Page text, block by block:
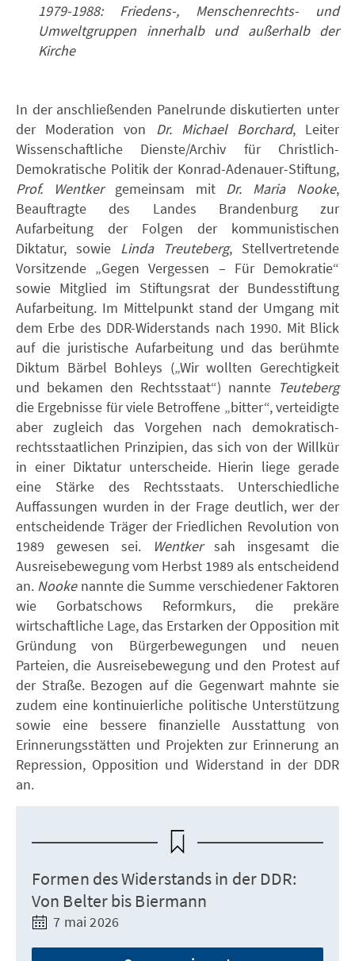
1979-1988: Friedens-, Menschenrechts- und
Umweltgruppen innerhalb und außerhalb der
Kirche
In der anschließenden Panelrunde diskutierten unter
der Moderation von Dr. Michael Borchard, Leiter
Wissenschaftliche Dienste/Archiv für Christlich-
Demokratische Politik der Konrad-Adenauer-Stiftung,
Prof. Wentkergemeinsam mit Dr. Maria Nooke,
Beauftragte des Landes Brandenburg zur
Aufarbeitung der Folgen der kommunistischen
Diktatur, sowie Linda Treuteberg, Stellvertretende
Vorsitzende „Gegen Vergessen – Für Demokratie“
sowie Mitglied im Stiftungsrat der Bundesstiftung
Aufarbeitung. Im Mittelpunkt stand der Umgang mit
dem Erbe des DDR-Widerstands nach 1990. Mit Blick
auf die juristische Aufarbeitung und das berühmte
Diktum Bärbel Bohleys („Wir wollten Gerechtigkeit
und bekamen den Rechtsstaat“) nannte Teuteberg
die Ergebnisse für viele Betroffene „bitter“, verteidigte
aber zugleich das Vorgehen nach demokratisch-
rechtsstaatlichen Prinzipien, das sich von der Willkür
in einer Diktatur unterscheide. Hierin liege gerade
eine Stärke des Rechtsstaats. Unterschiedliche
Auffassungen wurden in der Frage deutlich, wer der
entscheidende Träger der Friedlichen Revolution von
1989 gewesen sei.
Wentkersah insgesamt die
Ausreisebewegung vom Herbst 1989 als entscheidend
an. Nookenannte die Summe verschiedener Faktoren
wie Gorbatschows Reformkurs, die prekäre
wirtschaftliche Lage, das Erstarken der Opposition mit
Gründung von Bürgerbewegungen und neuen
Parteien, die Ausreisebewegung und den Protest auf
der Straße. Bezogen auf die Gegenwart mahnte sie
zudem eine kontinuierliche politische Unterstützung
sowie eine bessere finanzielle Ausstattung von
Erinnerungsstätten und Projekten zur Erinnerung an
Repression, Opposition und Widerstand in der DDR
an.
Formen des Widerstands in der DDR:
Von Belter bis Biermann
7 mai 2026